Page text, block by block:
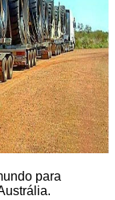
para